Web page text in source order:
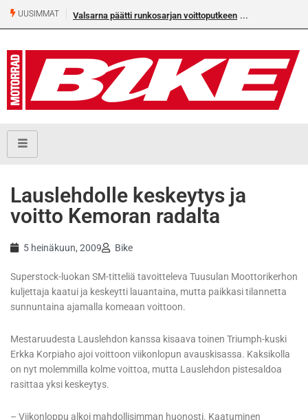
UUSIMMAT Valsarna päätti runkosarjan voittoputkeen
Lauslehdolle keskeytys ja
voitto Kemoran radalta
5 heinäkuun, 2009 Bike
Superstock-luokan SM-titteliä tavoitteleva Tuusulan Moottorikerhon
kuljettaja kaatui ja keskeytti lauantaina, mutta paikkasi tilannetta
sunnuntaina ajamalla komeaan voittoon.
Mestaruudesta Lauslehdon kanssa kisaava toinen Triumph-kuski
Erkka Korpiaho ajoi voittoon viikonlopun avauskisassa. Kaksikolla
on nyt molemmilla kolme voittoa, mutta Lauslehdon pistesaldoa
rasittaa yksi keskeytys.
– Viikonloppu alkoi mahdollisimman huonosti. Kaatuminen